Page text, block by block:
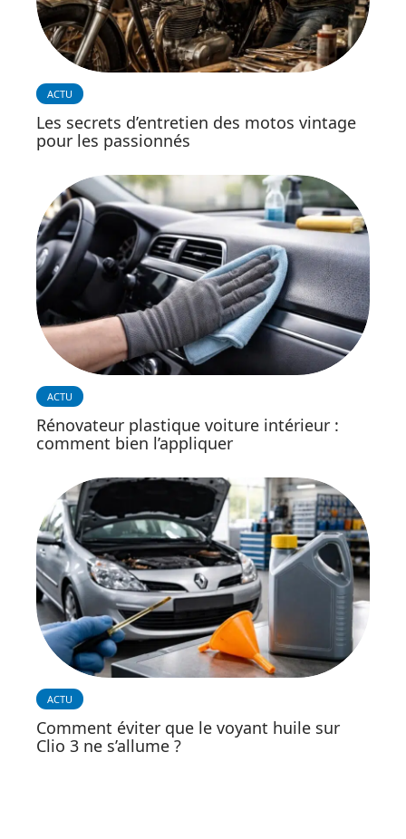
ACTU
Les secrets d’entretien des motos vintage
pour les passionnés
ACTU
Rénovateur plastique voiture intérieur :
comment bien l’appliquer
ACTU
Comment éviter que le voyant huile sur
Clio 3 ne s’allume ?